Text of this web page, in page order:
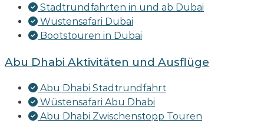
Stadtrundfahrten in und ab Dubai
Wüstensafari Dubai
Bootstouren in Dubai
Abu Dhabi Aktivitäten und Ausflüge
Abu Dhabi Stadtrundfahrt
Wüstensafari Abu Dhabi
Abu Dhabi Zwischenstopp Touren